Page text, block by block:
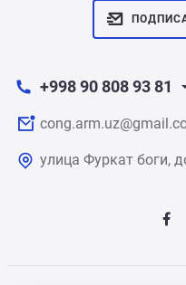
+998 90 808 93 81
улица Фуркат боги,